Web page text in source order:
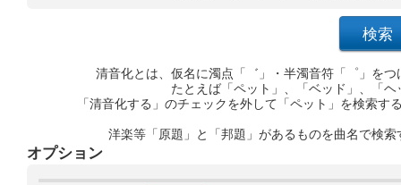
清音化とは、仮名に濁点「゛」・半濁音符「゜」を
たとえば「ペット」、「ベッド」、「
「清音化する」のチェックを外して「ペット」を検索
洋楽等「原題」と「邦題」があるものを曲名で検
オプション